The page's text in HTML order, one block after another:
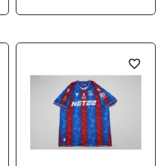
favorite_border